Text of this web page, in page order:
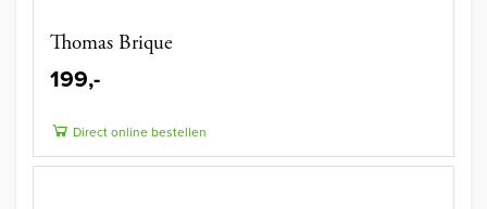
Thomas Brique
199,-
Direct online bestellen